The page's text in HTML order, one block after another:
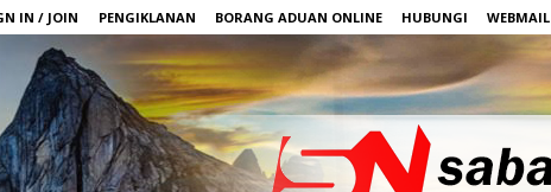
IN / JOIN PENGIKLANAN BORANG ADUAN ONLINE HUBUNGI WEBMAIL